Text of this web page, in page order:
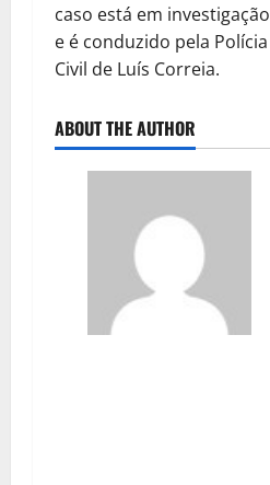
caso está em investigação
e é conduzido pela Polícia
Civil de Luís Correia.
ABOUT THE AUTHOR